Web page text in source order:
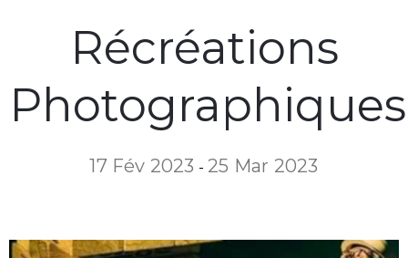
Récréations
Photographiques
17 Fév 2023 - 25 Mar 2023